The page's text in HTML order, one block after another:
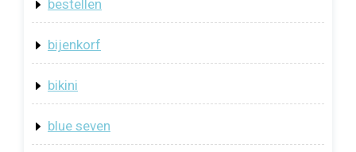
bestellen
bijenkorf
bikini
blue seven